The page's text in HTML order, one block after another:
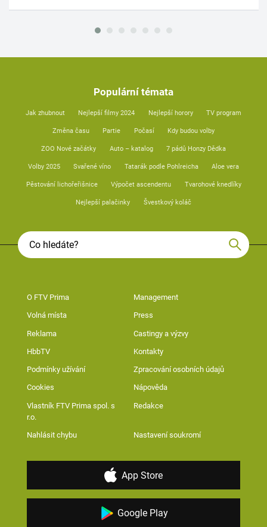
Populární témata
Jak zhubnout Nejlepší filmy 2024 Nejlepší horory TV program
Změna času Partie Počasí Kdy budou volby
ZOO Nové začátky Auto – katalog 7 pádů Honzy Dědka
Volby 2025 Svařené víno Tatarák podle Pohlreicha Aloe vera
Pěstování lichořeřišnice Výpočet ascendentu Tvarohové knedlíky
Nejlepší palačinky Švestkový koláč
O FTV Prima Management
Volná místa Press
Reklama Castingy a výzvy
HbbTV Kontakty
Podmínky užívání Zpracování osobních údajů
Cookies Nápověda
Vlastník FTV Prima spol. s
r.o.
Redakce
Nahlásit chybu Nastavení soukromí
App Store
Google Play